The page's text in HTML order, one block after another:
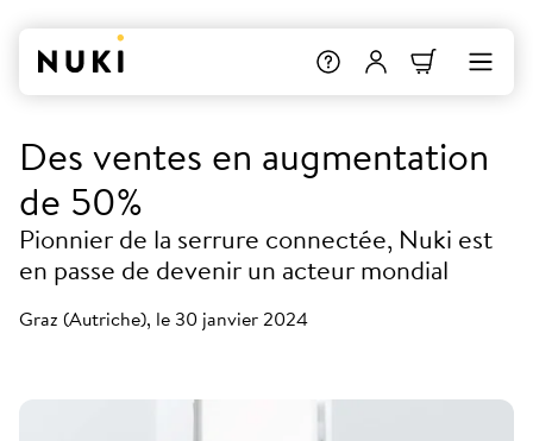
Des ventes en augmentation
de 50%
Pionnier de la serrure connectée, Nuki est
en passe de devenir un acteur mondial
Graz (Autriche), le 30 janvier 2024